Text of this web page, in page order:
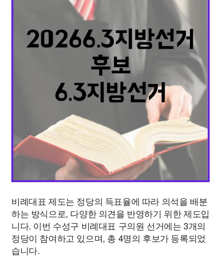
건강 마케팅
부동산 외국어 교육 교통 생활 기타
비례대표 제도는 정당의 득표율에 따라 의석을 배분
하는 방식으로, 다양한 의견을 반영하기 위한 제도입
니다. 이번 수성구 비례대표 구의원 선거에는 3개의
정당이 참여하고 있으며, 총 4명의 후보가 등록되었
습니다.